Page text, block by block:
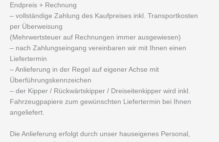
Endpreis + Rechnung
– vollständige Zahlung des Kaufpreises inkl. Transportkosten
per Überweisung
(Mehrwertsteuer auf Rechnungen immer ausgewiesen)
– nach Zahlungseingang vereinbaren wir mit Ihnen einen
Liefertermin
– Anlieferung in der Regel auf eigener Achse mit
Überführungskennzeichen
– der Kipper / Rückwärtskipper / Dreiseitenkipper wird inkl.
Fahrzeugpapiere zum gewünschten Liefertermin bei Ihnen
angeliefert.
Die Anlieferung erfolgt durch unser hauseigenes Personal,